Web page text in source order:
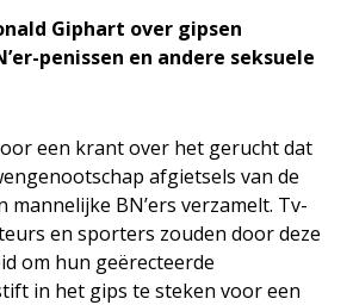
Giphart over gipsen
penissen en andere seksuele
een krant over het gerucht dat
afgietsels van de
mannelijke BN’ers verzamelt. Tv-
en sporters zouden door deze
om hun geërecteerde
in het gips te steken voor een